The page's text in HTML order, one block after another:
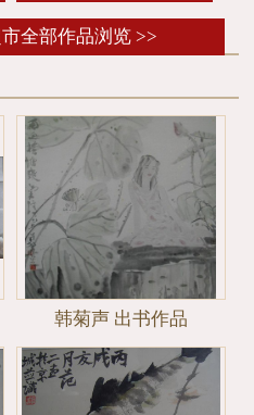
全部作品浏览 >>
韩菊声 出书作品